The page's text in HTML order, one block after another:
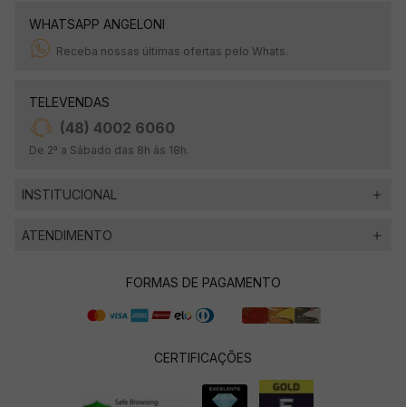
WHATSAPP ANGELONI
Receba nossas últimas ofertas pelo Whats.
TELEVENDAS
(48) 4002 6060
De 2ª a Sábado das 8h às 18h.
INSTITUCIONAL
ATENDIMENTO
FORMAS DE PAGAMENTO
CERTIFICAÇÕES